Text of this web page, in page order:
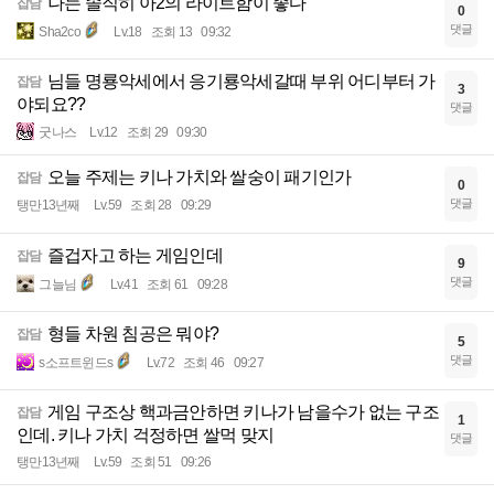
잡담
Sha2co Lv.18 조회 13 09:32
0
댓글
잡담 님들 명룡악세에서 응기룡악세갈때 부위 어디부터 가
야되요??
굿나스 Lv.12 조회 29 09:30
3
댓글
잡담 오늘 주제는 키나 가치와 쌀숭이 패기인가
탱만13년째 Lv.59 조회 28 09:29
0
댓글
잡담 즐겁자고 하는 게임인데
그늘님 Lv.41 조회 61 09:28
9
댓글
잡담 형들 차원 침공은 뭐야?
s소프트윈드s Lv.72 조회 46 09:27
5
댓글
잡담 게임 구조상 핵과금안하면 키나가 남을수가 없는 구조
인데. 키나 가치 걱정하면 쌀먹 맞지
탱만13년째 Lv.59 조회 51 09:26
1
댓글